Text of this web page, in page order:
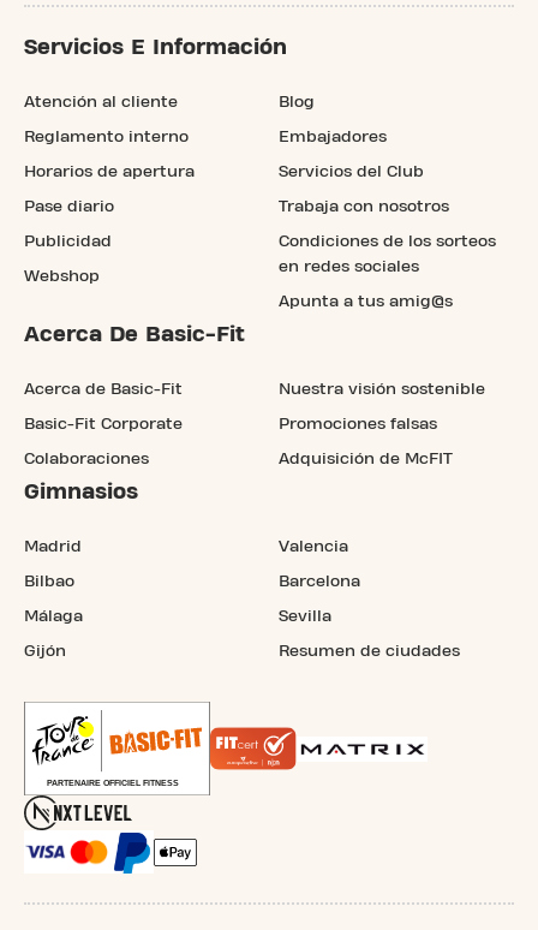
Servicios E Información
Atención al cliente
Reglamento interno
Horarios de apertura
Pase diario
Publicidad
Webshop
Blog
Embajadores
Servicios del Club
Trabaja con nosotros
Condiciones de los sorteos
en redes sociales
Apunta a tus amig@s
Acerca De Basic-Fit
Acerca de Basic-Fit
Basic-Fit Corporate
Colaboraciones
Nuestra visión sostenible
Promociones falsas
Adquisición de McFIT
Gimnasios
Madrid
Bilbao
Málaga
Gijón
Valencia
Barcelona
Sevilla
Resumen de ciudades